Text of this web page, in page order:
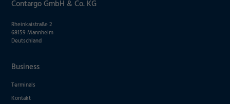
Contargo GmbH & Co. KG
Rheinkaistraße 2
68159 Mannheim
Deutschland
Business
Terminals
Kontakt
Impressum Datenschutz